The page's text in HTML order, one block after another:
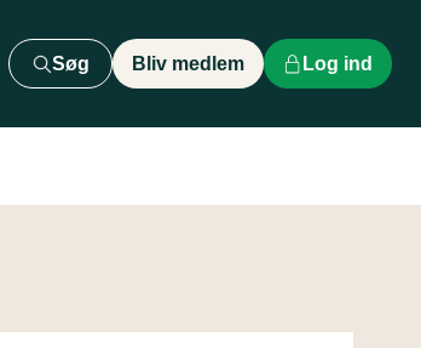
Søg Bliv medlem Log ind